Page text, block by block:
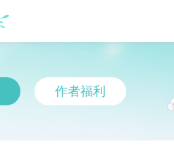
作者福利